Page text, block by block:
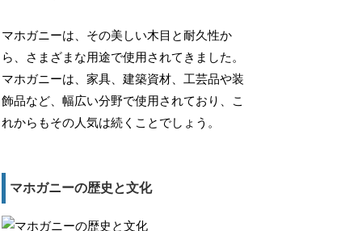
マホガニーは、その美しい木目と耐久性か
ら、さまざまな用途で使用されてきました。
マホガニーは、家具、建築資材、工芸品や装
飾品など、幅広い分野で使用されており、こ
れからもその人気は続くことでしょう。
マホガニーの歴史と文化